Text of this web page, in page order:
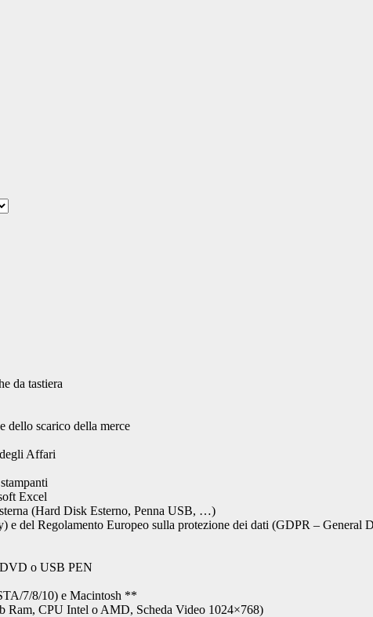
da tastiera
dello scarico della merce
Affari
Excel
(Hard Disk Esterno, Penna USB, …)
e del Regolamento Europeo sulla protezione dei dati (GDPR – General
DVD o USB PEN
7/8/10) e Macintosh **
Ram, CPU Intel o AMD, Scheda Video 1024×768)